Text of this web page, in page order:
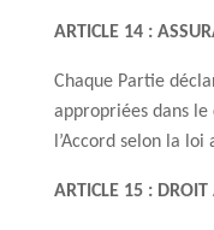
ARTICLE 14 :
Chaque Partie
appropriées dans
l’Accord selon la
ARTICLE 15 : DROIT